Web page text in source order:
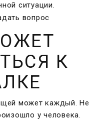
ситуации.
К
может каждый. Не
у человека.